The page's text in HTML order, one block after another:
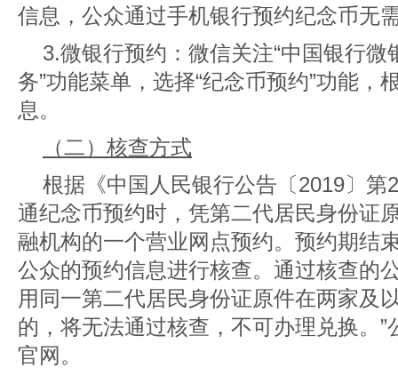
信息，公众通过手机银行预约纪念币无
3.微银行预约：微信关注“中国银行微
务”功能菜单，选择“纪念币预约”功能，
息。
（二）核查方式
根据《中国人民银行公告〔2019〕第
通纪念币预约时，凭第二代居民身份证
融机构的一个营业网点预约。预约期结
公众的预约信息进行核查。通过核查的
用同一第二代居民身份证原件在两家及
的，将无法通过核查，不可办理兑换。”
官网 。